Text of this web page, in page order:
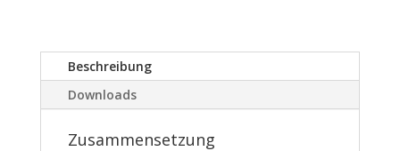
Beschreibung
Downloads
Zusammensetzung